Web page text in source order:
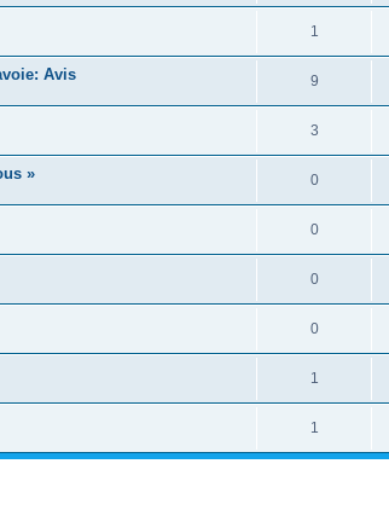
1
Avis 9
3
» 0
0
0
0
1
1